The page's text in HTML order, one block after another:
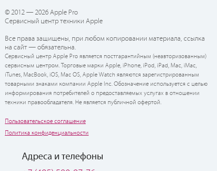
© 2012 — 2026 Apple Pro
Сервисный центр техники Apple
Все права защищены, при любом копировании материала, ссылка
на сайт — обязательна.
Сервисный центр Apple Pro является постгарантийным (неавторизованным)
сервисным центром. Торговые марки Apple, iPhone, iPod, iPad, Mac, iMac,
iTunes, MacBook, iOS, Mac OS, Apple Watch являются зарегистрированным
товарными знаками компании Apple Inc. Обозначение используется с целью
информирования потребителей о предоставляемых услугах в отношении
техники правообладателя. Не является публичной офертой.
Пользовательское соглашение
Политика конфиденциальности
Адреса и телефоны